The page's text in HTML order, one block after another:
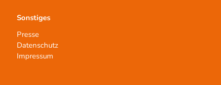
Sonstiges
Presse
Datenschutz
Impressum